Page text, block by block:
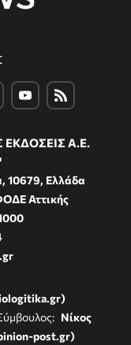
Α.Ε.
10679, Ελλάδα
Αττικής
Νίκος
post.gr)